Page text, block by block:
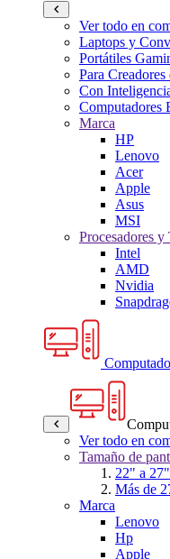
Ver todo en
Laptops y
Portátiles
Para
Con
Computadores
Marca
HP
Lenovo
Acer
Apple
Asus
MSI
Procesadores y
Intel
AMD
Nvidia
Ver todo en
Tamaño de
22" a 27"
Más de
Marca
Lenovo
Hp
Apple